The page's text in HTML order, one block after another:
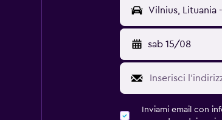
sab 15/08
Inviami email con